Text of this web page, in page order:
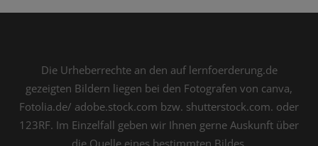
Die Urheberrechte an den auf lernfoerderung.de
gezeigten Bildern liegen bei den Fotografen von canva,
Fotolia.de/ adobe.stock.com bzw. shutterstock.com. oder
123RF. Im Einzelfall geben wir Ihnen gerne Auskunft über
die Quelle eines bestimmten Bildes.